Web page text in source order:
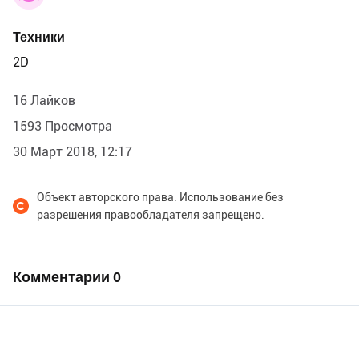
Техники
2D
16 Лайков
1593 Просмотра
30 Март 2018, 12:17
Объект авторского права. Использование без
разрешения правообладателя запрещено.
Комментарии 0